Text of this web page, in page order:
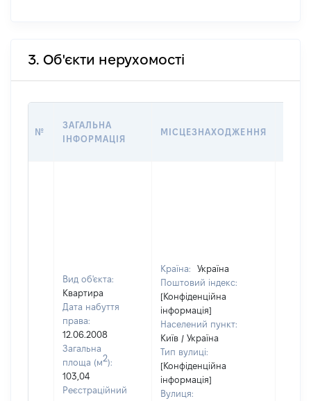
3. Об'єкти нерухомості
№
ЗАГАЛЬНА
ІНФОРМАЦІЯ
МІСЦЕЗНАХОДЖЕННЯ
Вид об'єкта:
Квартира
Дата набуття
права:
12.06.2008
Загальна
площа (м2):
103,04
Реєстраційний
Країна:
Україна
Поштовий індекс:
[Конфіденційна
інформація]
Населений пункт:
Київ / Україна
Тип вулиці:
[Конфіденційна
інформація]
Вулиця: